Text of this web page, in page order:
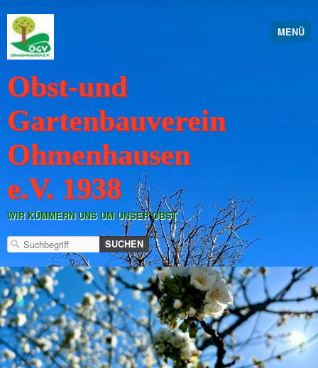
MENÜ
Obst-und
Gartenbauverein
Ohmenhausen
e.V. 1938
WIR KÜMMERN UNS UM UNSER OBST
1 2 3 4 5 6 7 8 9 10